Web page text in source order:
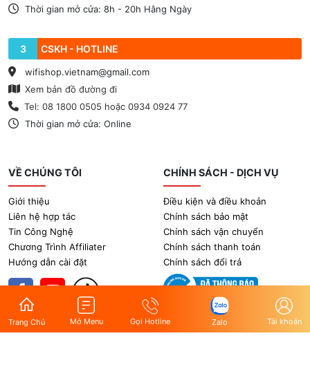
Thời gian mở cửa: 8h - 20h Hằng Ngày
3 CSKH - HOTLINE
wifishop.vietnam@gmail.com
Xem bản đồ đường đi
Tel: 08 1800 0505 hoặc 0934 0924 77
Thời gian mở cửa: Online
VỀ CHÚNG TÔI
Giới thiệu
Liên hệ hợp tác
Tin Công Nghệ
Chương Trình Affiliater
Hướng dẫn cài đặt
CHÍNH SÁCH - DỊCH VỤ
Điều kiện và điều khoản
Chính sách bảo mật
Chính sách vận chuyển
Chính sách thanh toán
Chính sách đổi trả
Trang Chủ Mở Menu Gọi Hotline Zalo Tài khoản